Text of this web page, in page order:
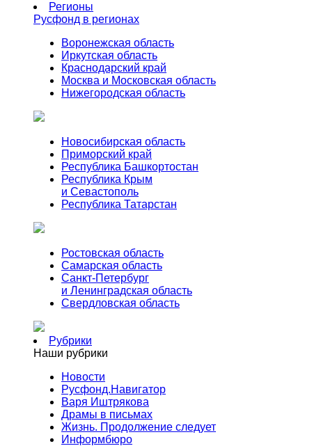
Регионы
Русфонд в регионах
Воронежская область
Иркутская область
Краснодарский край
Москва и Московская область
Нижегородская область
Новосибирская область
Приморский край
Республика Башкортостан
Республика Крым
и Севастополь
Республика Татарстан
Ростовская область
Самарская область
Санкт-Петербург
и Ленинградская область
Свердловская область
Рубрики
Наши рубрики
Новости
Русфонд.Навигатор
Варя Иштрякова
Драмы в письмах
Жизнь. Продолжение следует
Информбюро